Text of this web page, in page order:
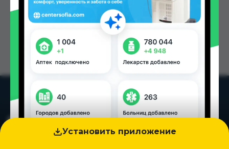
Установить приложение